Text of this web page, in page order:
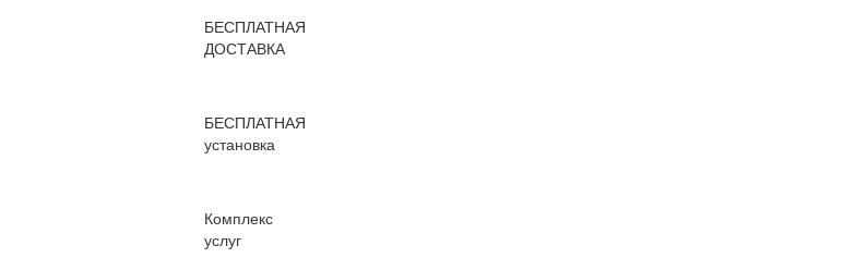
БЕСПЛАТНАЯ
ДОСТАВКА
БЕСПЛАТНАЯ
установка
Комплекс
услуг